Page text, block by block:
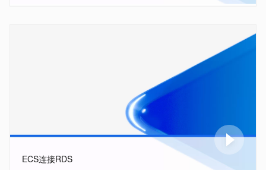
ECS连接RDS